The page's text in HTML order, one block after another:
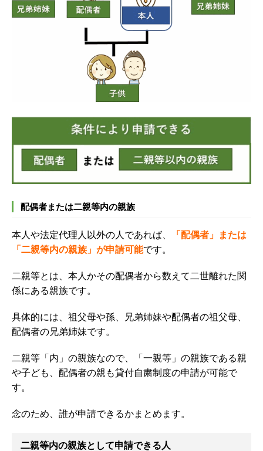
配偶者または二親等内の親族
本人や法定代理人以外の人であれば、
「配偶者」または
「二親等内の親族」が申請可能です。
二親等とは、本人かその配偶者から数えて二世離れた関
係にある親族です。
具体的には、祖父母や孫、兄弟姉妹や配偶者の祖父母、
配偶者の兄弟姉妹です。
二親等「内」の親族なので、「一親等」の親族である親
や子ども、配偶者の親も貸付自粛制度の申請が可能で
す。
念のため、誰が申請できるかまとめます。
二親等内の親族として申請できる人